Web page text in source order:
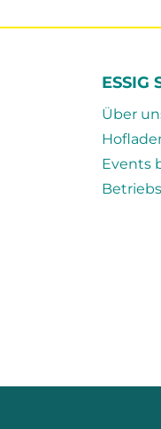
ESSIG
Über
Events